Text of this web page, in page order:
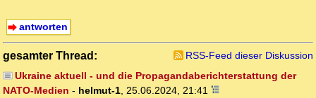
antworten
gesamter Thread:
RSS-Feed dieser Diskussion
Ukraine aktuell - und die Propagandaberichterstattung der
NATO-Medien - helmut-1, 25.06.2024, 21:41